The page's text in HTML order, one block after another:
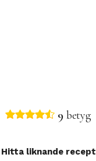
9betyg
Hitta liknande recept